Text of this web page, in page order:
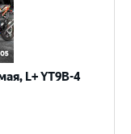
L+ YT9B-4